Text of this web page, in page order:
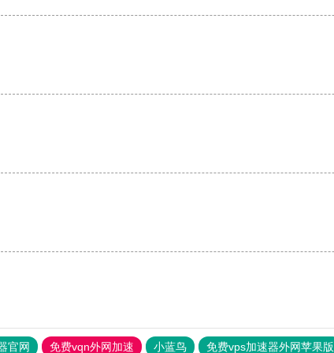
官网 免费vqn外网加速 小蓝鸟 免费vps加速器外网苹果版